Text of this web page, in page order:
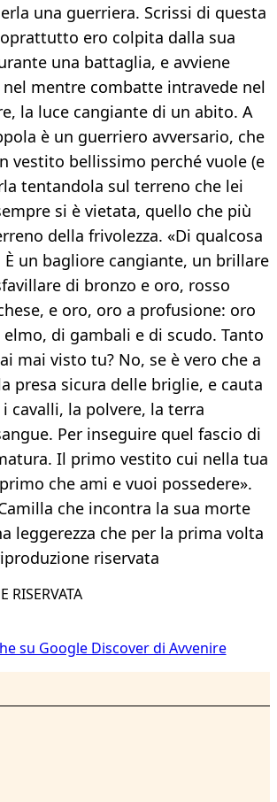
una guerriera. Scrissi di questa
ero colpita dalla sua
una battaglia, e avviene
nel mentre combatte intravede nel
la luce cangiante di un abito. A
è un guerriero avversario, che
vestito bellissimo perché vuole (e
tentandola sul terreno che lei
si è vietata, quello che più
della frivolezza. «Di qualcosa
un bagliore cangiante, un brillare
di bronzo e oro, rosso
e oro, oro a profusione: oro
di gambali e di scudo. Tanto
mai visto tu? No, se è vero che a
presa sicura delle briglie, e cauta
cavalli, la polvere, la terra
Per inseguire quel fascio di
Il primo vestito cui nella tua
che ami e vuoi possedere».
che incontra la sua morte
leggerezza che per la prima volta
riservata
RISERVATA
su Google Discover di Avvenire